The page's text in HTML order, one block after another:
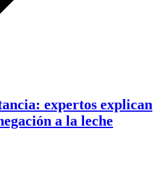
expertos explican
a la leche